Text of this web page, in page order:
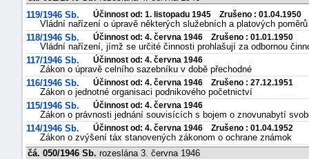
119/1946 Sb.
Účinnost od: 1. listopadu 1945 Zrušeno : 01.04.1950
Vládní nařízení o úpravě některých služebních a platových
118/1946 Sb.
Účinnost od: 4. června 1946 Zrušeno : 01.01.1950
Vládní nařízení, jímž se určité činnosti prohlašují za odbornou
117/1946 Sb.
Účinnost od: 4. června 1946
Zákon o úpravě celního sazebníku v době přechodné
116/1946 Sb.
Účinnost od: 4. června 1946 Zrušeno : 27.12.1951
Zákon o jednotné organisaci podnikového početnictví
115/1946 Sb.
Účinnost od: 4. června 1946
Zákon o právnosti jednání souvisících s bojem o znovunabytí
114/1946 Sb.
Účinnost od: 4. června 1946 Zrušeno : 01.04.1952
Zákon o zvýšení táx stanovených zákonom o ochrane známok
čá. 050/1946 Sb. rozeslána 3. června 1946